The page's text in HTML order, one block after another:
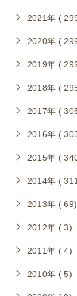
2021年 (
2020年 (
2019年 (
2018年 (
2017年 (
2016年 (
2015年 (
2014年 (
2013年 ( 69)
2012年 ( 3)
2011年 ( 4)
2010年 ( 5)